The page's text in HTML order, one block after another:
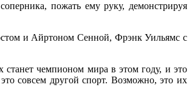
пожать ему руку, демонстрируя
и Айртоном Сенной, Фрэнк Уильямс с
чемпионом мира в этом году, и это
совсем другой спорт. Возможно, это их